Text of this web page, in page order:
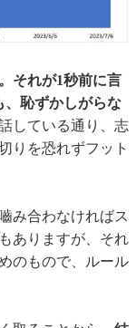
それが1秒前に言
、恥ずかしがらな
している通り、志
りを恐れずフット
み合わなければス
ありますが、それ
のもので、ルール